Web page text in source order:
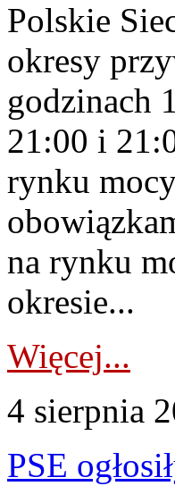
Polskie
okresy
godzinach
21:00 i
rynku
na rynku
okresie...
Więcej...
4 sierpnia
PSE